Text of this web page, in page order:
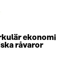
ekonomi
råvaror